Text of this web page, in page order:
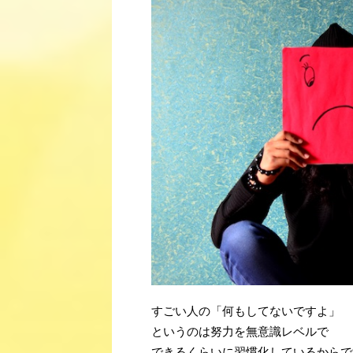
すごい人の「何もしてないですよ」
というのは努力を無意識レベルで